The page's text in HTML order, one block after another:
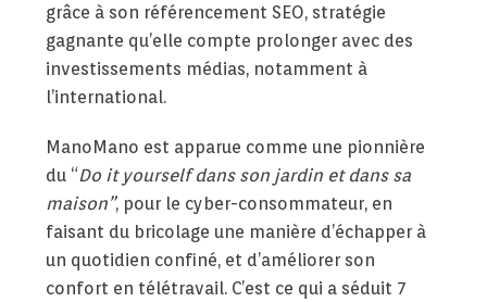
grâce à son référencement SEO, stratégie
gagnante qu’elle compte prolonger avec des
investissements médias, notamment à
l’international.
ManoMano est apparue comme une pionnière
du “Do it yourself dans son jardin et dans sa
maison”, pour le cyber-consommateur, en
faisant du bricolage une manière d’échapper à
un quotidien confiné, et d’améliorer son
confort en télétravail. C’est ce qui a séduit 7